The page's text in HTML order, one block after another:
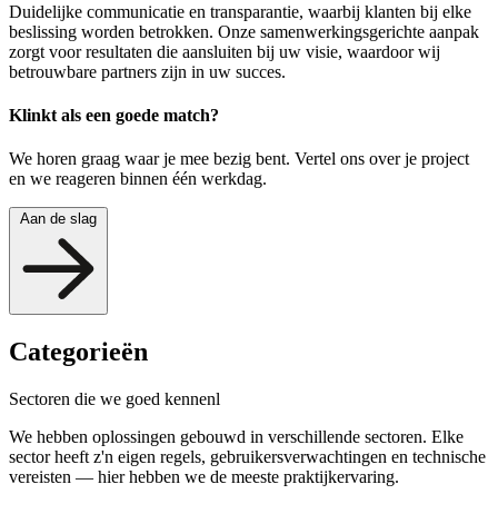
Duidelijke communicatie en transparantie, waarbij klanten bij elke
beslissing worden betrokken. Onze samenwerkingsgerichte aanpak
zorgt voor resultaten die aansluiten bij uw visie, waardoor wij
betrouwbare partners zijn in uw succes.
Klinkt als een goede match?
We horen graag waar je mee bezig bent. Vertel ons over je project
en we reageren binnen één werkdag.
Aan de slag
Categorieën
Sectoren die we goed kennenl
We hebben oplossingen gebouwd in verschillende sectoren. Elke
sector heeft z'n eigen regels, gebruikersverwachtingen en technische
vereisten — hier hebben we de meeste praktijkervaring.